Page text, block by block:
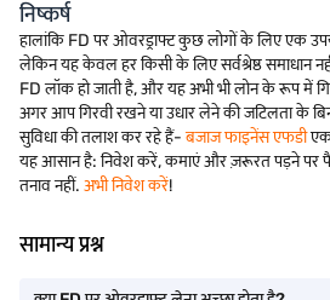
निष्कर्ष
हालांकि FD पर ओवरड्राफ्ट कुछ लोगों के लिए एक
लेकिन यह केवल हर किसी के लिए सर्वश्रेष्ठ समाधान
FD लॉक हो जाती है, और यह अभी भी लोन के रूप में
अगर आप गिरवी रखने या उधार लेने की जटिलता के
सुविधा की तलाश कर रहे हैं- बजाज फाइनेंस एफडीएक
यह आसान है: निवेश करें, कमाएं और ज़रूरत पड़ने पर
तनाव नहीं. अभी निवेश करें!
सामान्य प्रश्न